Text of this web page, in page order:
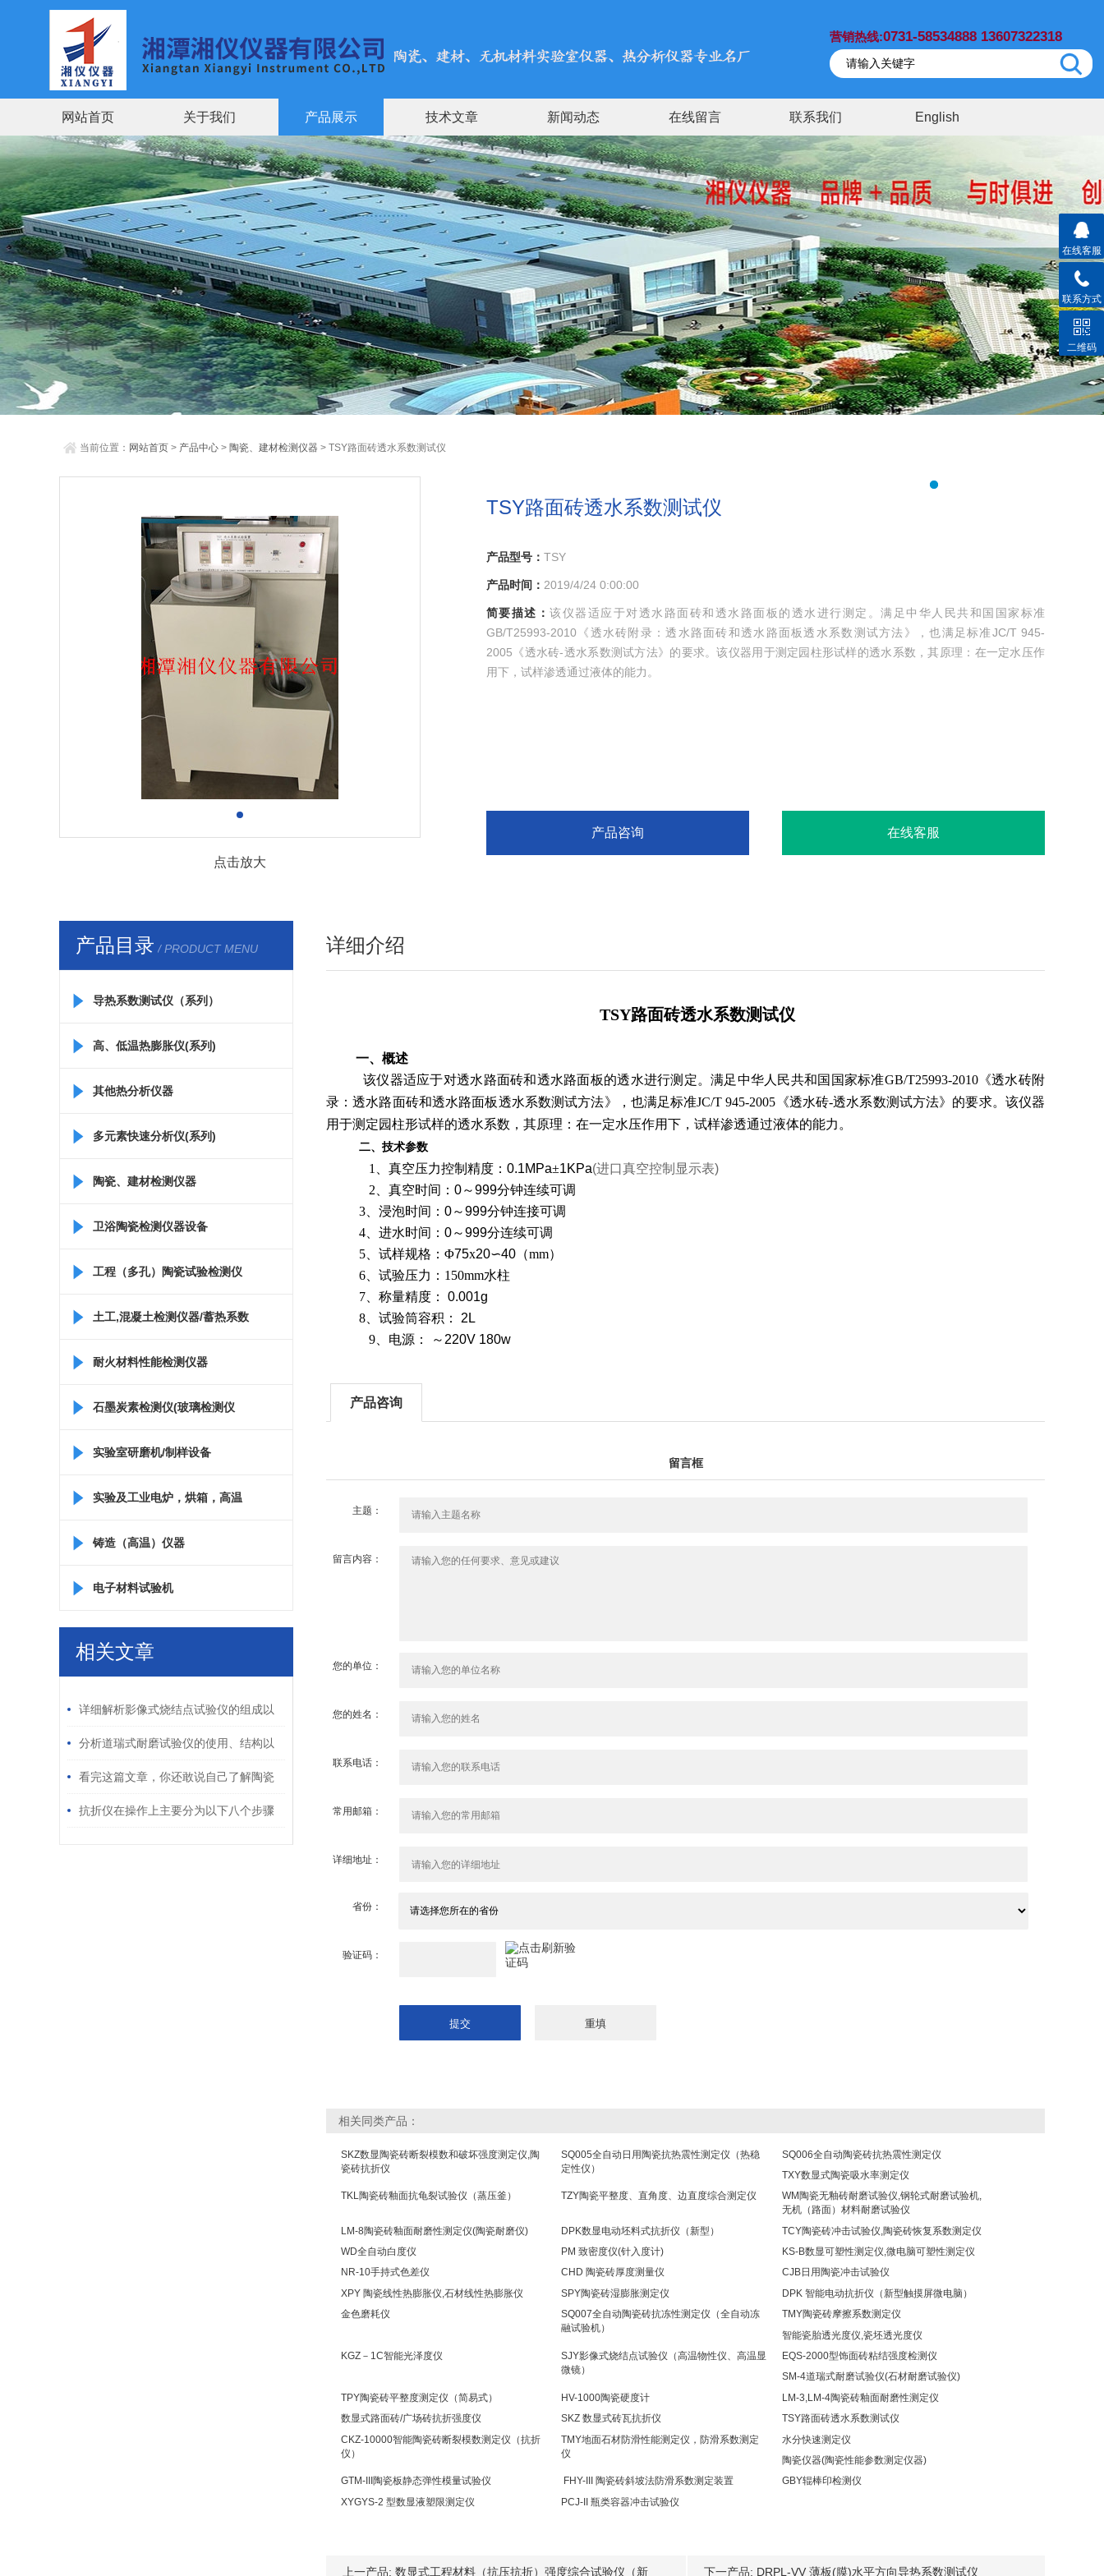
营销热线:0731-58534888 13607322318
网站首页 关于我们 产品展示 技术文章 新闻动态 在线留言 联系我们 English
当前位置： 网站首页 > 产品中心 > 陶瓷、建材检测仪器 > TSY路面砖透水系数测试仪
点击放大
TSY路面砖透水系数测试仪
产品型号： TSY
产品时间： 2019/4/24 0:00:00
简要描述：该仪器适应于对透水路面砖和透水路面板的透水进行测定。满足中华人民共和国国家标准
GB/T25993-2010《透水砖附录：透水路面砖和透水路面板透水系数测试方法》，也满足标准JC/T 945-
2005《透水砖-透水系数测试方法》的要求。该仪器用于测定园柱形试样的透水系数，其原理：在一定水压作
用下，试样渗透通过液体的能力。
产品咨询 在线客服
产品目录 / PRODUCT MENU
导热系数测试仪（系列）
高、低温热膨胀仪(系列)
其他热分析仪器
多元素快速分析仪(系列)
陶瓷、建材检测仪器
卫浴陶瓷检测仪器设备
工程（多孔）陶瓷试验检测仪
器
土工,混凝土检测仪器/蓄热系数
仪/比热容测定仪
耐火材料性能检测仪器
石墨炭素检测仪(玻璃检测仪
器)
实验室研磨机/制样设备
实验及工业电炉，烘箱，高温
箱
铸造（高温）仪器
电子材料试验机
相关文章
详细解析影像式烧结点试验仪的组成以
及工艺
分析道瑞式耐磨试验仪的使用、结构以
及特点
看完这篇文章，你还敢说自己了解陶瓷
砖抗热震性测定仪吗？
抗折仪在操作上主要分为以下八个步骤
详细介绍
TSY路面砖透水系数测试仪
一、 概述
该仪器适应于对透水路面砖和透水路面板的透水进行测定。满足中华人民共和国国家标准GB/T25993-2010《透水砖附
录：透水路面砖和透水路面板透水系数测试方法》，也满足标准JC/T 945-2005《透水砖-透水系数测试方法》的要求。该仪器
用于测定园柱形试样的透水系数，其原理：在一定水压作用下，试样渗透通过液体的能力。
二、 技术参数
1、 真空压力控制精度： 0.1MPa±1KPa(进口真空控制显示表)
2、 真空时间： 0～999分钟连续可调
3、浸泡时间： 0～999分钟连接可调
4、进水时间： 0～999分连续可调
5、试样规格： Φ75x20∽40 （mm）
6、试验压力： 150mm水柱
7、称量精度：
0.001g
8、试验筒容积：
2L
9、 电源： ～ 220V 180w
产品咨询
留言框
主题：
留言内容：
您的单位：
您的姓名：
联系电话：
常用邮箱：
详细地址：
省份：
验证码：
相关同类产品：
SKZ数显陶瓷砖断裂模数和破坏强度测定仪,陶
瓷砖抗折仪
SQ005全自动日用陶瓷抗热震性测定仪（热稳
定性仪）
SQ006全自动陶瓷砖抗热震性测定仪
TXY数显式陶瓷吸水率测定仪
TKL陶瓷砖釉面抗龟裂试验仪（蒸压釜）
TZY陶瓷平整度、直角度、边直度综合测定仪
WM陶瓷无釉砖耐磨试验仪,钢轮式耐磨试验机,
无机（路面）材料耐磨试验仪
LM-8陶瓷砖釉面耐磨性测定仪(陶瓷耐磨仪)
DPK数显电动坯料式抗折仪（新型）
TCY陶瓷砖冲击试验仪,陶瓷砖恢复系数测定仪
WD全自动白度仪
PM 致密度仪(针入度计)
KS-B数显可塑性测定仪,微电脑可塑性测定仪
NR-10手持式色差仪
CHD 陶瓷砖厚度测量仪
CJB日用陶瓷冲击试验仪
XPY 陶瓷线性热膨胀仪,石材线性热膨胀仪
SPY陶瓷砖湿膨胀测定仪
DPK 智能电动抗折仪（新型触摸屏微电脑）
金色磨耗仪
SQ007全自动陶瓷砖抗冻性测定仪（全自动冻
融试验机）
TMY陶瓷砖摩擦系数测定仪
智能瓷胎透光度仪,瓷坯透光度仪
KGZ－1C智能光泽度仪
SJY影像式烧结点试验仪（高温物性仪、高温显
微镜）
EQS-2000型饰面砖粘结强度检测仪
SM-4道瑞式耐磨试验仪(石材耐磨试验仪)
TPY陶瓷砖平整度测定仪（简易式）
HV-1000陶瓷硬度计
LM-3,LM-4陶瓷砖釉面耐磨性测定仪
数显式路面砖/广场砖抗折强度仪
SKZ 数显式砖瓦抗折仪
TSY路面砖透水系数测试仪
CKZ-10000智能陶瓷砖断裂模数测定仪（抗折
仪）
TMY地面石材防滑性能测定仪，防滑系数测定
仪
水分快速测定仪
陶瓷仪器(陶瓷性能参数测定仪器)
GTM-III陶瓷板静态弹性模量试验仪
FHY-III 陶瓷砖斜坡法防滑系数测定装置
GBY辊棒印检测仪
XYGYS-2 型数显液塑限测定仪
PCJ-II 瓶类容器冲击试验仪
上一产品: 数显式工程材料（抗压抗折）强度综合试验仪（新 下一产品: DRPL-VV 薄板(膜)水平方向导热系数测试仪
在线客服
联系方式
二维码